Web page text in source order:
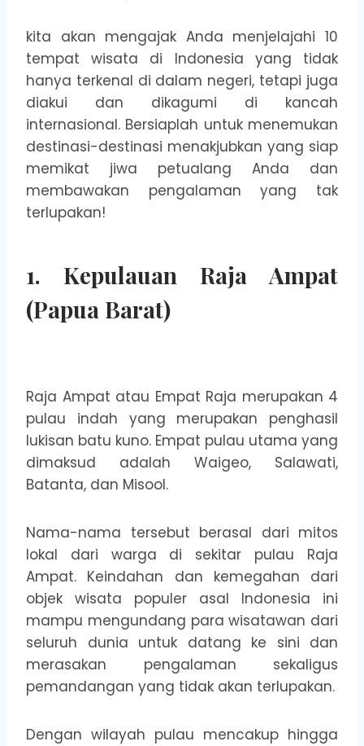
kita akan mengajak Anda menjelajahi 10
tempat wisata di Indonesia yang tidak
hanya terkenal di dalam negeri, tetapi juga
diakui dan dikagumi di kancah
internasional. Bersiaplah untuk menemukan
destinasi-destinasi menakjubkan yang siap
memikat jiwa petualang Anda dan
membawakan pengalaman yang tak
terlupakan!
1. Kepulauan Raja Ampat
(Papua Barat)
Raja Ampat atau Empat Raja merupakan 4
pulau indah yang merupakan penghasil
lukisan batu kuno. Empat pulau utama yang
dimaksud adalah Waigeo, Salawati,
Batanta, dan Misool.
Nama-nama tersebut berasal dari mitos
lokal dari warga di sekitar pulau Raja
Ampat. Keindahan dan kemegahan dari
objek wisata populer asal Indonesia ini
mampu mengundang para wisatawan dari
seluruh dunia untuk datang ke sini dan
merasakan pengalaman sekaligus
pemandangan yang tidak akan terlupakan.
Dengan wilayah pulau mencakup hingga